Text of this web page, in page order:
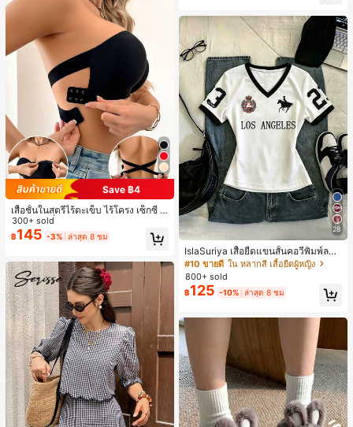
Save ฿4
เสื้อชั้นในสตรีไร้ตะเข็บ ไร้โครง เซ็กซี่ ด้
านข้างไม่ลื่น แผ่นรองถอดได้ ลายไขว้ห
ลัง ไร้สาย สบายตลอดวัน
300+ sold
฿145 -3% ล่าสุด 8 ชม
28
IslaSuriya เสื้อยืดแขนสั้นคอวีพิมพ์ลาย
สีตัดกันสำหรับผู้หญิง
#10 ขายดี ใน หลากสี เสื้อยืดผู้หญิง
800+ sold
฿125 -10% ล่าสุด 8 ชม